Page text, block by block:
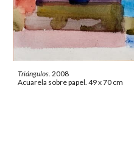
Triángulos . 2008
Acuarela sobre papel. 49 x 70 cm